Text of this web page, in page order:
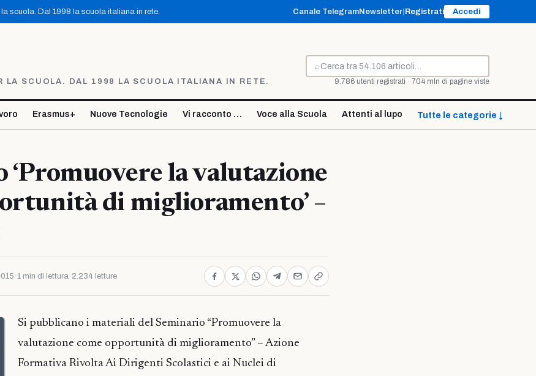
scuola. Dal 1998 la scuola italiana in rete. Canale TelegramNewsletter Registrati Accedi
LA SCUOLA. DAL 1998 LA SCUOLA ITALIANA IN RETE.
⌕
Cerca
9.786 utenti registrati · 704 mln di pagine viste
Erasmus+ Nuove Tecnologie Vi racconto … Voce alla Scuola Attenti al lupo Tutte le categorie ↓
‘Promuovere la valutazione
di miglioramento’ –
·1 min di lettura· 2.234 letture
Si pubblicano i materiali del Seminario “Promuovere la
valutazione come opportunità di miglioramento” – Azione
Formativa Rivolta Ai Dirigenti Scolastici e ai Nuclei di